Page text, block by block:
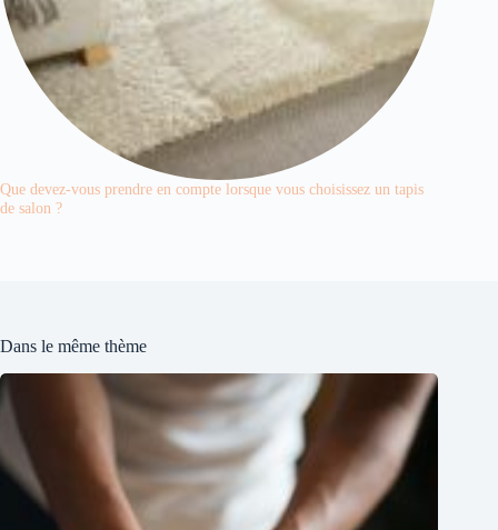
Que devez-vous prendre en compte lorsque vous choisissez un tapis
de salon ?
Dans le même thème